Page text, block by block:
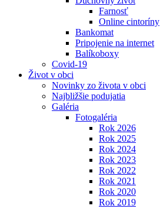
Farnosť
Online cintoríny
Bankomat
Pripojenie na internet
Balíkoboxy
Covid-19
Život v obci
Novinky zo života v obci
Najbližšie podujatia
Galéria
Fotogaléria
Rok 2026
Rok 2025
Rok 2024
Rok 2023
Rok 2022
Rok 2021
Rok 2020
Rok 2019